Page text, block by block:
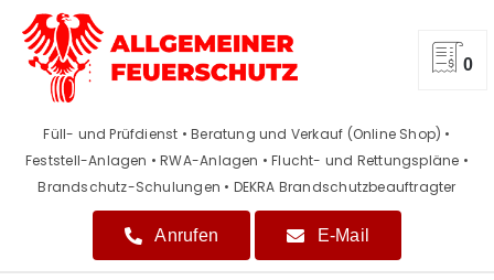
Inhalt
springen
Füll- und Prüfdienst • Beratung und Verkauf (Online Shop) •
Feststell-Anlagen • RWA-Anlagen • Flucht- und Rettungspläne •
Brandschutz-Schulungen • DEKRA Brandschutzbeauftragter
Anrufen E-Mail
0